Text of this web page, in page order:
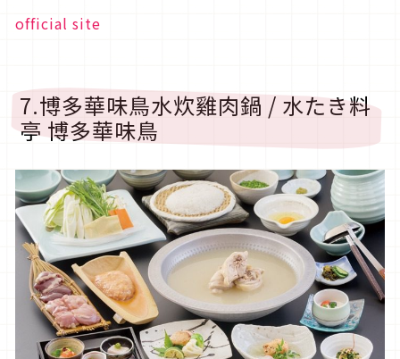
official site
7.博多華味鳥水炊雞肉鍋 / 水たき料
亭 博多華味鳥